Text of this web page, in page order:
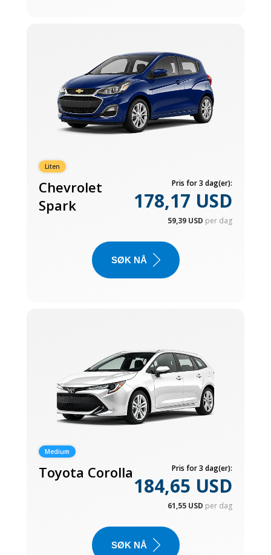
Liten
Chevrolet
Spark
Pris for 3 dag(er):
178,17 USD
59,39 USD per dag
SØK NÅ
Medium
Toyota Corolla Pris for 3 dag(er):
184,65 USD
61,55 USD per dag
SØK NÅ